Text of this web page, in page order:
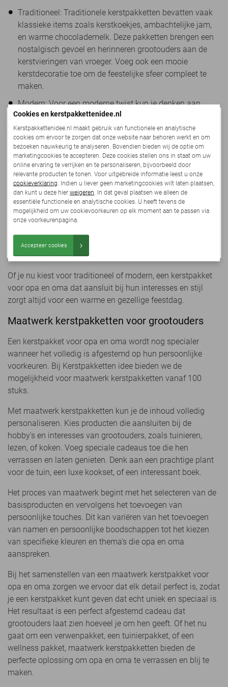
Traditioneel: Traditionele kerstpakketten bevatten vaak
klassieke items zoals kerstkoekjes, ambachtelijke jam,
en warme chocolademelk. Deze pakketten brengen een
nostalgisch gevoel en herinneren grootouders aan de
kerstvieringen van vroeger. Voeg ook een mooie
kerstdecoratie toe om de feestelijke sfeer compleet te
maken.
Modern: Voor een moderne twist kun je denken aan
pakketten met trendy producten zoals gadgets, moderne
kookaccessoires, of hippe wellnessproducten. Een
modern kerstpakket voor opa en oma kan bijvoorbeeld
een stijlvolle set kaarsen, een modieuze sjaal, of
innovatieve keukengadgets bevatten.
BBQ en borrelen: Een thema dat zowel traditioneel als
modern kan zijn, is een BBQ of borrelpakket. Voor
grootouders die van buiten koken houden, is een BBQ
kerstpakket een geweldige keuze. Vul het met gourmet
een selectie van luxe kazen, fijne wijnen, en charcuterie
toevoegen.
Of je nu kiest voor traditioneel of modern, een kerstpakket
voor opa en oma dat aansluit bij hun interesses en stijl
zorgt altijd voor een warme en gezellige feestdag.
Maatwerk kerstpakketten voor grootouders
Een kerstpakket voor opa en oma wordt nog specialer
wanneer het volledig is afgestemd op hun persoonlijke
voorkeuren. Bij Kerstpakketten idee bieden we de
mogelijkheid voor maatwerk kerstpakketten vanaf 100
stuks.
Met maatwerk kerstpakketten kun je de inhoud volledig
personaliseren. Kies producten die aansluiten bij de
hobby's en interesses van grootouders, zoals tuinieren,
lezen, of koken. Voeg speciale cadeaus toe die hen
verrassen en laten genieten. Denk aan een prachtige plant
voor de tuin, een luxe kookset, of een interessant boek.
Het proces van maatwerk begint met het selecteren van de
basisproducten en vervolgens het toevoegen van
persoonlijke touches. Dit kan variëren van het toevoegen
van namen en persoonlijke boodschappen tot het kiezen
van specifieke kleuren en thema's die opa en oma
aanspreken.
Bij het samenstellen van een maatwerk kerstpakket voor
opa en oma zorgen we ervoor dat elk detail perfect is, zodat
je een kerstpakket kunt geven dat echt uniek en speciaal is.
Het resultaat is een perfect afgestemd cadeau dat
grootouders laat zien hoeveel je om hen geeft. Of het nu
gaat om een verwenpakket, een tuinierpakket, of een
wellness pakket, maatwerk kerstpakketten bieden de
perfecte oplossing om opa en oma te verrassen en blij te
maken.
De nieuwe collectie komt eraan!
We zijn druk bezig met het online zetten van ons
vernieuwde kerstpakketten aanbod.
Deze staat uiterlijkmaandag 10 augustuslive en is
vanaf dat moment te bestellen.
Met feestelijke groet,
Team:Kerstpakkettenidee.nl
Cookies en kerstpakkettenidee.nl
Kerstpakkettenidee.nl maakt gebruik van functionele en analytische
cookies om ervoor te zorgen dat onze website naar behoren werkt en om
bezoeken nauwkeurig te analyseren. Bovendien bieden wij de optie om
marketingcookies te accepteren. Deze cookies stellen ons in staat om uw
online ervaring te verrijken en te personaliseren, bijvoorbeeld door
relevante producten te tonen. Voor uitgebreide informatie leest u onze
cookieverklaring . Indien u liever geen marketingcookies wilt laten plaatsen,
dan kunt u deze hier weigeren . In dat geval plaatsen we alleen de
essentiële functionele en analytische cookies. U heeft tevens de
mogelijkheid om uw cookievoorkeuren op elk moment aan te passen via
onze voorkeurenpagina.
Accepteer cookies